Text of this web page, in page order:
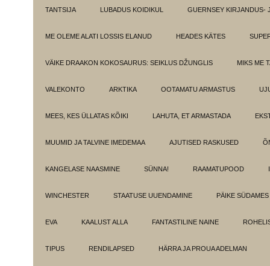
TANTSIJA LUBADUS KOIDIKUL GUERNSEY KIRJANDUS-
ME OLEME ALATI LOSSIS ELANUD HEADES KÄTES
VÄIKE DRAAKON KOKOSAURUS: SEIKLUS DŽUNGLIS MIKS ME
VALEKONTO ARKTIKA OOTAMATU ARMASTUS
MEES, KES ÜLLATAS KÕIKI LAHUTA, ET ARMASTADA
MUUMID JA TALVINE IMEDEMAA AJUTISED RASKUSED
KANGELASE NAASMINE SÜNNA! RAAMATUPOOD
WINCHESTER STAATUSE UUENDAMINE PÄIKE SÜDAMES
EVA KAALUST ALLA FANTASTILINE NAINE
TIPUS RENDILAPSED HÄRRA JA PROUA ADELMAN